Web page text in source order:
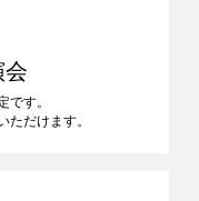
会
です。
ただけます。